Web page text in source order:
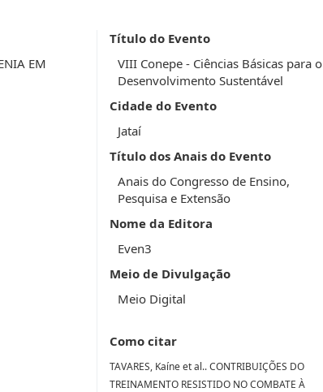
EM
Título do Evento
VIII Conepe - Ciências Básicas para o
Desenvolvimento Sustentável
Cidade do Evento
Jataí
Título dos Anais do Evento
Anais do Congresso de Ensino,
Pesquisa e Extensão
Nome da Editora
Even3
Meio de Divulgação
Meio Digital
Como citar
TAVARES, Kaíne et al.. CONTRIBUIÇÕES DO
TREINAMENTO RESISTIDO NO COMBATE À